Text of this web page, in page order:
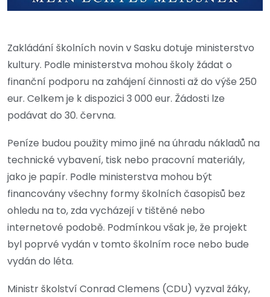
Zakládání školních novin v Sasku dotuje ministerstvo
kultury. Podle ministerstva mohou školy žádat o
finanční podporu na zahájení činnosti až do výše 250
eur. Celkem je k dispozici 3 000 eur. Žádosti lze
podávat do 30. června.
Peníze budou použity mimo jiné na úhradu nákladů na
technické vybavení, tisk nebo pracovní materiály,
jako je papír. Podle ministerstva mohou být
financovány všechny formy školních časopisů bez
ohledu na to, zda vycházejí v tištěné nebo
internetové podobě. Podmínkou však je, že projekt
byl poprvé vydán v tomto školním roce nebo bude
vydán do léta.
Ministr školství Conrad Clemens (CDU) vyzval žáky,